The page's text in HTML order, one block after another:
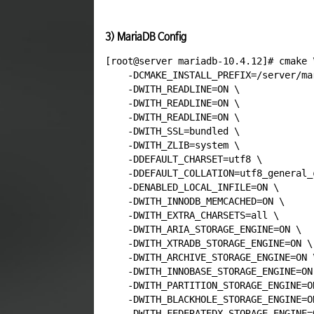
3) MariaDB Config
[root@server mariadb-10.4.12]# cmake
-DCMAKE_INSTALL_PREFIX=/server/
    -DWITH_READLINE=ON \
    -DWITH_READLINE=ON \
    -DWITH_READLINE=ON \
    -DWITH_SSL=bundled \
    -DWITH_ZLIB=system \
    -DDEFAULT_CHARSET=utf8 \
-
    -DENABLED_LOCAL_INFILE=ON \
    -DWITH_INNODB_MEMCACHED=ON \
    -DWITH_EXTRA_CHARSETS=all \
    -DWITH_ARIA_STORAGE_ENGINE=ON \
    -DWITH_XTRADB_STORAGE_ENGINE=ON \
-DWITH_ARCHIVE_STORAGE_ENGINE=ON
-DWITH_INNOBASE_STORAGE_ENGINE=ON
-
-